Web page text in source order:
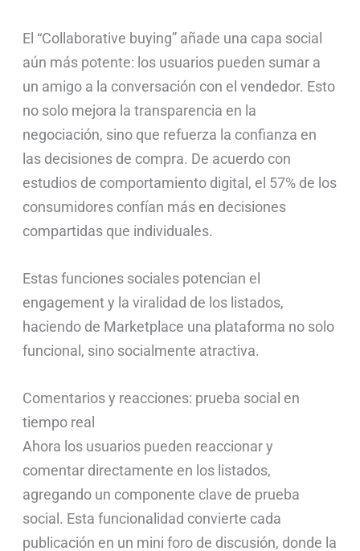
El “Collaborative buying” añade una capa social
aún más potente: los usuarios pueden sumar a
un amigo a la conversación con el vendedor. Esto
no solo mejora la transparencia en la
negociación, sino que refuerza la confianza en
las decisiones de compra. De acuerdo con
estudios de comportamiento digital, el 57% de los
consumidores confían más en decisiones
compartidas que individuales.
Estas funciones sociales potencian el
engagement y la viralidad de los listados,
haciendo de Marketplace una plataforma no solo
funcional, sino socialmente atractiva.
Comentarios y reacciones: prueba social en
tiempo real
Ahora los usuarios pueden reaccionar y
comentar directamente en los listados,
agregando un componente clave de prueba
social. Esta funcionalidad convierte cada
publicación en un mini foro de discusión, donde la